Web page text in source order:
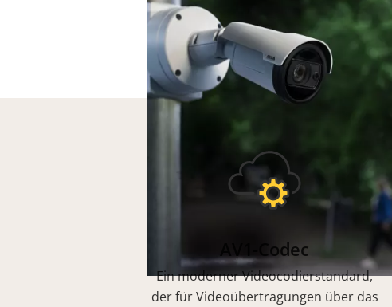
AV1-Codec
Ein moderner Videocodierstandard,
der für Videoübertragungen über das